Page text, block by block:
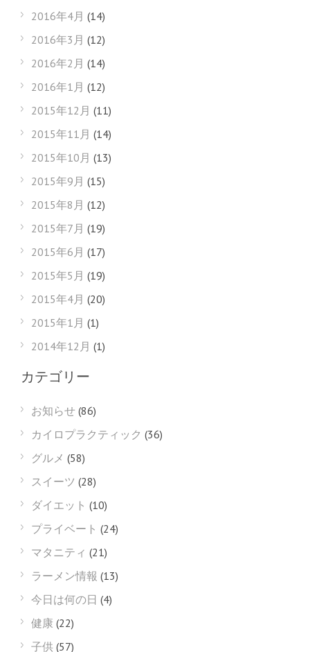
2016年4月 (14)
2016年3月 (12)
2016年2月 (14)
2016年1月 (12)
2015年12月 (11)
2015年11月 (14)
2015年10月 (13)
2015年9月 (15)
2015年8月 (12)
2015年7月 (19)
2015年6月 (17)
2015年5月 (19)
2015年4月 (20)
2015年1月 (1)
2014年12月 (1)
カテゴリー
お知らせ (86)
カイロプラクティック (36)
グルメ (58)
スイーツ (28)
ダイエット (10)
プライベート (24)
マタニティ (21)
ラーメン情報 (13)
今日は何の日 (4)
健康 (22)
子供 (57)